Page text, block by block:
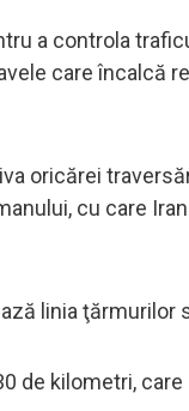
a controla
care încalcă
oricărei
cu care
linia ţărmurilor
de kilometri, care